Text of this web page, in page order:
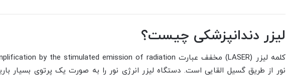
لیزر دندانپزشکی چیست؟
نور از طریق گسیل القایی است. دستگاه لیزر انرژی نور را به صورت یک پرتوی بسیار